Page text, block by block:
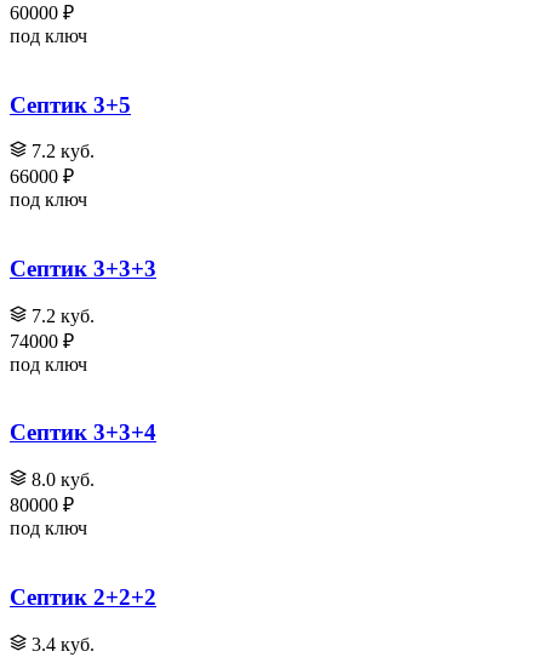
60000 ₽
под ключ
Септик 3+5
7.2 куб.
66000 ₽
под ключ
Септик 3+3+3
7.2 куб.
74000 ₽
под ключ
Септик 3+3+4
8.0 куб.
80000 ₽
под ключ
Септик 2+2+2
3.4 куб.